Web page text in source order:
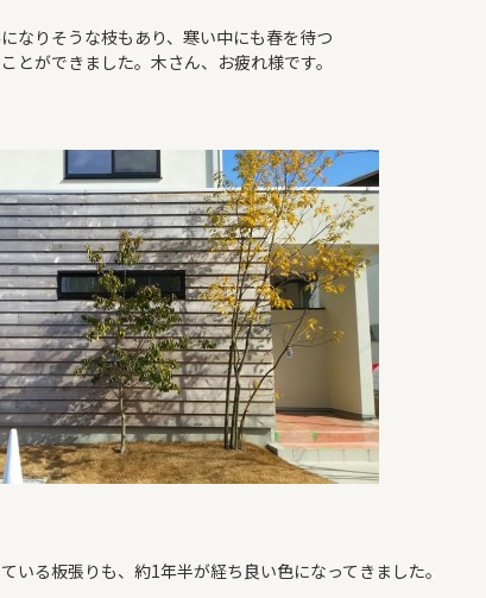
なりそうな枝もあり、寒い中にも春を待つ
とができました。木さん、お疲れ様です。
いる板張りも、約1年半が経ち良い色になってきました。